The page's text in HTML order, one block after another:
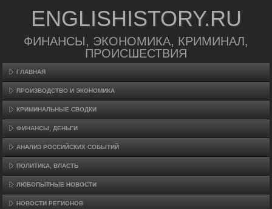
ENGLISHISTORY.RU
ФИНАНСЫ, ЭКОНОМИКА, КРИМИНАЛ,
ПРОИСШЕСТВИЯ
ГЛАВНАЯ
ПРОИЗВΟДСТВО И ЭКОНОМИКА
КРИМИНАЛЬНЫЕ СВОДКИ
ФИНАНСЫ, ДЕНЬГИ
АНАЛИЗ РОССИЙСКИХ СОБЫТИЙ
ПОЛИТИКА, ВЛАСТЬ
ЛЮБОПЫТНЫЕ НОВОСТИ
НОВОСТИ РЕГИОНОВ